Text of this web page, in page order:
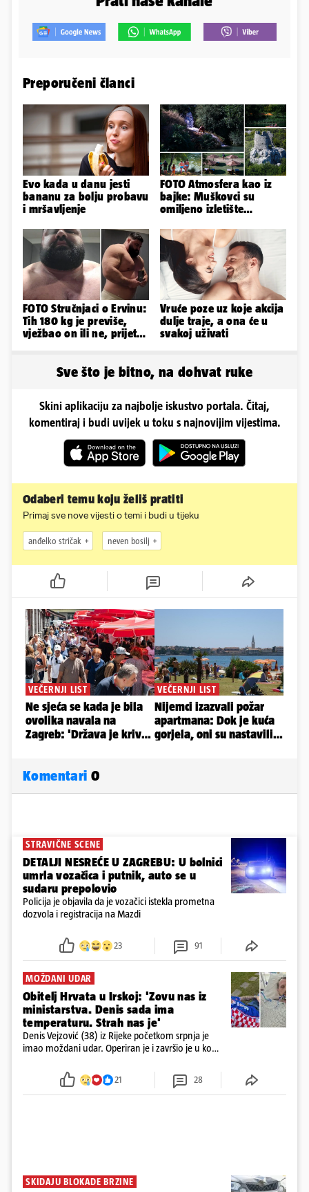
Preporučeni članci
Evo kada u danu jesti
bananu za bolju probavu
i mršavljenje
FOTO Atmosfera kao iz
bajke: Muškovci su
omiljeno izletište
zašto
FOTO Stručnjaci o Ervinu:
Tih 180 kg je previše,
vježbao on ili ne, prijete
Vruće poze uz koje akcija
dulje traje, a ona će u
svakoj uživati
Sve što je bitno, na dohvat ruke
Skini aplikaciju za najbolje iskustvo portala. Čitaj,
komentiraj i budi uvijek u toku s najnovijim vijestima.
Odaberi temu koju želiš pratiti
Primaj sve nove vijesti o temi i budi u tijeku
anđelko stričak neven bosilj
Komentari 0
STRAVIČNE SCENE
DETALJI NESREĆE U ZAGREBU: U bolnici
umrla vozačica i putnik, auto se u
sudaru prepolovio
Policija je objavila da je vozačici istekla prometna
dozvola i registracija na Mazdi
23 91
MOŽDANI UDAR
Obitelj Hrvata u Irskoj: 'Zovu nas iz
ministarstva. Denis sada ima
temperaturu. Strah nas je'
Denis Vejzović (38) iz Rijeke početkom srpnja je
imao moždani udar. Operiran je i završio je u komi.
tamošnji liječnici ne vjeruju u oporavak: 'Imamo
21 28
SKIDAJU BLOKADE BRZINE